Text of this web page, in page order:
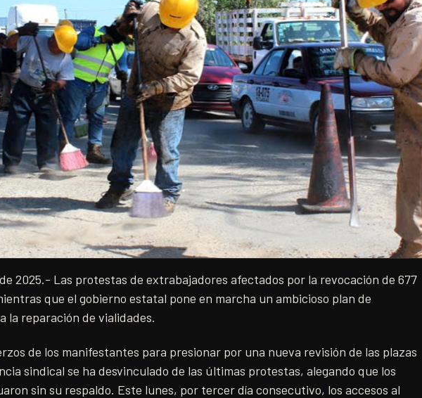
2025.- Las protestas de extrabajadores afectados por la revocación de 677
que el gobierno estatal pone en marcha un ambicioso plan de
reparación de vialidades.
de los manifestantes para presionar por una nueva revisión de las plazas
sindical se ha desvinculado de las últimas protestas, alegando que los
sin su respaldo. Este lunes, por tercer día consecutivo, los accesos al